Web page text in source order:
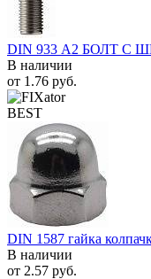
DIN 933 А2 БОЛТ С
В наличии
от 1.76 руб.
BEST
DIN 1587 гайка
В наличии
от 2.57 руб.